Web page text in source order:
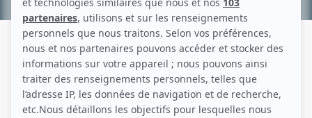
MICHELINE DAHLANDER
Liens
Fiche de Micheline Dahlander sur Showbizz.net